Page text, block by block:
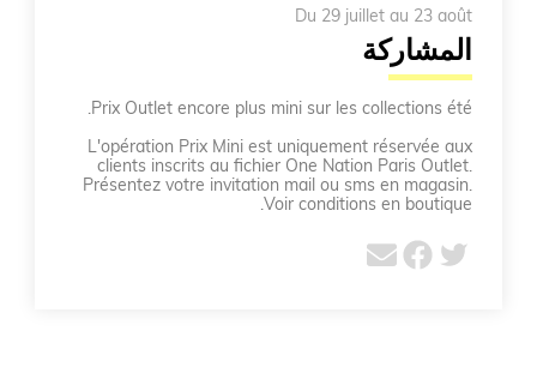
Du 29 juillet au 23 août
المشاركة
Prix Outlet encore plus mini sur les collections été.
L'opération Prix Mini est uniquement réservée aux
clients inscrits au fichier One Nation Paris Outlet.
Présentez votre invitation mail ou sms en magasin.
Voir conditions en boutique.